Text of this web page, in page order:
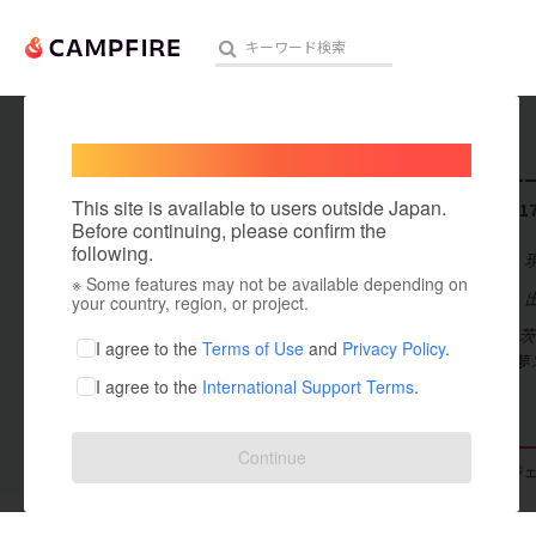
人気のプロジェクト 注目の
アート・写真
テクノロジー・ガジェット
映像・映画
ビジネス・起業
まちづくり・地域活性化
This site is available to users outside Japan.
Before continuing, please confirm the
following.
※ Some features may not be available depending on
your country, region, or project.
I agree to the Terms of Use and Privacy Policy.
I agree to the International Support Terms.
Continue
これまでに
出身国：日本
Beauty Japan
めた絵描きの
プロジェクト プロジ